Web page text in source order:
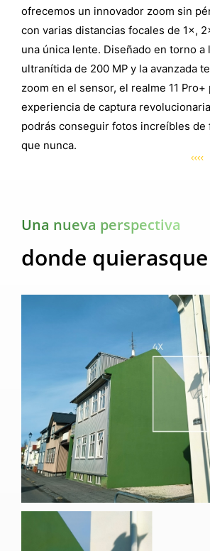
ofrecemos un innovador zoom sin
con varias distancias focales de 1×,
una única lente. Diseñado en torno a
ultranítida de 200 MP y la avanzada
zoom en el sensor, el realme 11
experiencia de captura
podrás conseguir fotos increíbles de
que nunca.
Una nueva perspectiva
donde quieras